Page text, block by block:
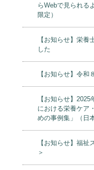
らWebで見られる
限定）
【お知らせ】栄養
した
【お知らせ】令
【お知らせ】
における栄養ケア
めの事例集」（日
【お知らせ】福
＞